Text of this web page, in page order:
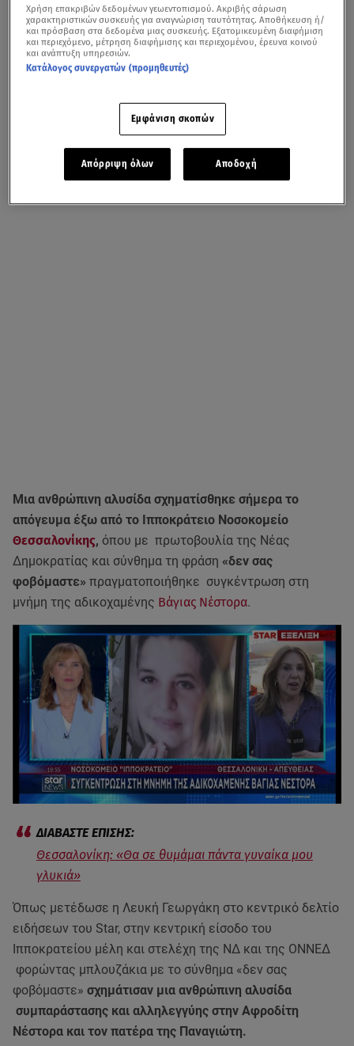
Μια ανθρώπινη αλυσίδα σχηματίσθηκε σήμερα το
απόγευμα έξω από το Ιπποκράτειο Νοσοκομείο
Θεσσαλονίκης, όπου με πρωτοβουλία της Νέας
Δημοκρατίας και σύνθημα τη φράση «δεν σας
φοβόμαστε» πραγματοποιήθηκε συγκέντρωση στη
μνήμη της αδικοχαμένης Βάγιας Νέστορα.
Θεσσαλονίκη: «Θα σε θυμάμαι πάντα γυναίκα μου
γλυκιά»
Όπως μετέδωσε η Λευκή Γεωργάκη στο κεντρικό δελτίο
ειδήσεων του Star, στην κεντρική είσοδο του
Ιπποκρατείου μέλη και στελέχη της ΝΔ και της ΟΝΝΕΔ
φορώντας μπλουζάκια με το σύνθημα «δεν σας
φοβόμαστε» σχημάτισαν μια ανθρώπινη αλυσίδα
συμπαράστασης και αλληλεγγύης στην Αφροδίτη
Νέστορα και τον πατέρα της Παναγιώτη.
Χρήση επακριβών δεδομένων γεωεντοπισμού. Ακριβής σάρωση
χαρακτηριστικών συσκευής για αναγνώριση ταυτότητας. Αποθήκευση ή/
και πρόσβαση στα δεδομένα μιας συσκευής. Εξατομικευμένη διαφήμιση
και περιεχόμενο, μέτρηση διαφήμισης και περιεχομένου, έρευνα κοινού
και ανάπτυξη υπηρεσιών.
Κατάλογος συνεργατών (προμηθευτές)
Εμφάνιση σκοπών
Απόρριψη όλων Αποδοχή